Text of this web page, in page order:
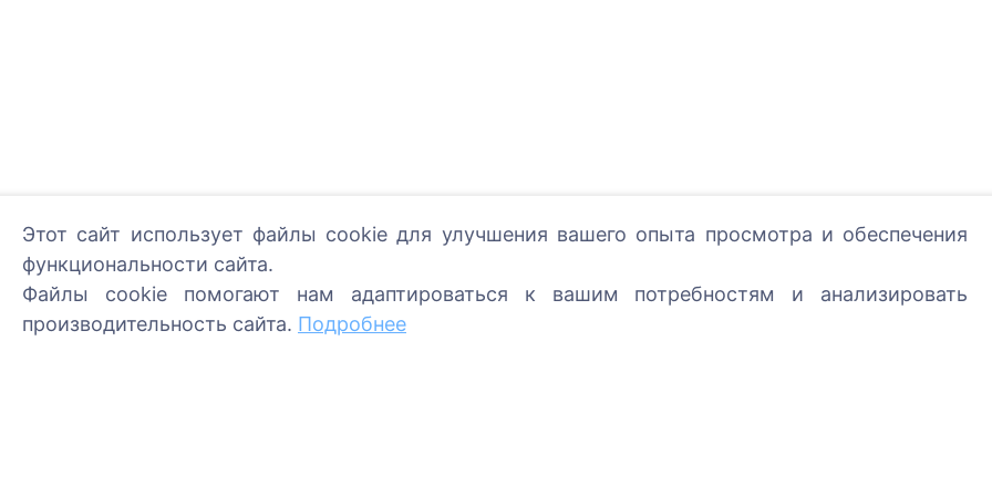
Зажгите цифровую свечу - посадите дерево!
Читать далее
Этот сайт использует файлы cookie для улучшения вашего опыта просмотра и обеспечения
функциональности сайта.
Файлы cookie помогают нам адаптироваться к вашим потребностям и анализировать
производительность сайта. Подробнее